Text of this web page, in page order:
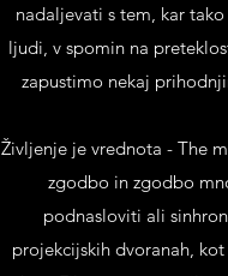
nadaljevati s tem, kar
ljudi, v spomin na
zapustimo nekaj
Življenje je vrednota - The
zgodbo in zgodbo
podnasloviti ali
projekcijskih dvoranah,